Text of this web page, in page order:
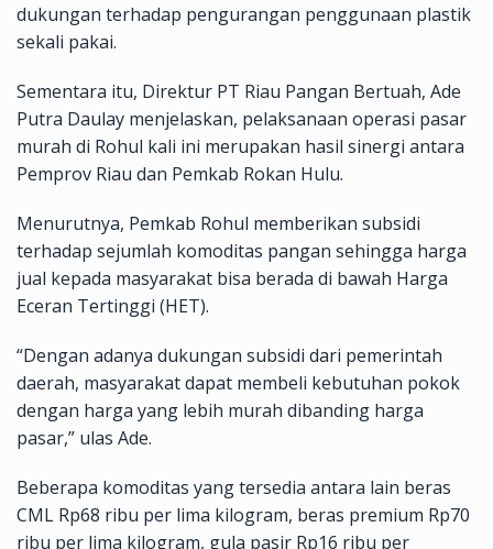
dukungan terhadap pengurangan penggunaan plastik
sekali pakai.
Sementara itu, Direktur PT Riau Pangan Bertuah, Ade
Putra Daulay menjelaskan, pelaksanaan operasi pasar
murah di Rohul kali ini merupakan hasil sinergi antara
Pemprov Riau dan Pemkab Rokan Hulu.
Menurutnya, Pemkab Rohul memberikan subsidi
terhadap sejumlah komoditas pangan sehingga harga
jual kepada masyarakat bisa berada di bawah Harga
Eceran Tertinggi (HET).
“Dengan adanya dukungan subsidi dari pemerintah
daerah, masyarakat dapat membeli kebutuhan pokok
dengan harga yang lebih murah dibanding harga
pasar,” ulas Ade.
Beberapa komoditas yang tersedia antara lain beras
CML Rp68 ribu per lima kilogram, beras premium Rp70
ribu per lima kilogram, gula pasir Rp16 ribu per